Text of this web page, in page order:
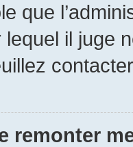
que
lequel il juge
remonter